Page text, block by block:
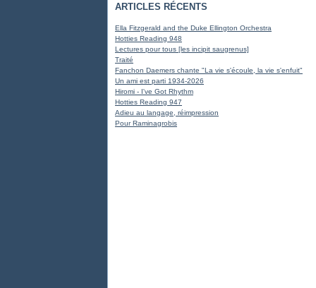
ARTICLES RÉCENTS
Ella Fitzgerald and the Duke Ellington Orchestra
Hotties Reading 948
Lectures pour tous [les incipit saugrenus]
Traité
Fanchon Daemers chante "La vie s'écoule, la vie s'enfuit"
Un ami est parti 1934-2026
Hiromi - I've Got Rhythm
Hotties Reading 947
Adieu au langage, réimpression
Pour Raminagrobis